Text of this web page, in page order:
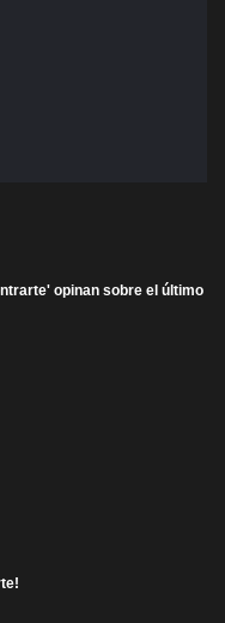
opinan sobre el último